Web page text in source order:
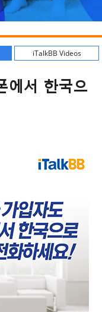
iTalkBB Videos
에서 한국으